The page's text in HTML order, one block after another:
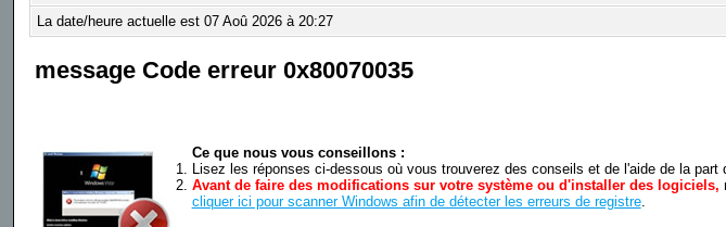
La date/heure actuelle est 07 Aoû 2026 à 20:27
message Code erreur 0x80070035
Ce que nous vous conseillons :
Lisez les réponses ci-dessous où vous trouverez des conseils et de l'aide de la part
Avant de faire des modifications sur votre système ou d'installer des logiciels,
cliquer ici pour scanner Windows afin de détecter les erreurs de registre.